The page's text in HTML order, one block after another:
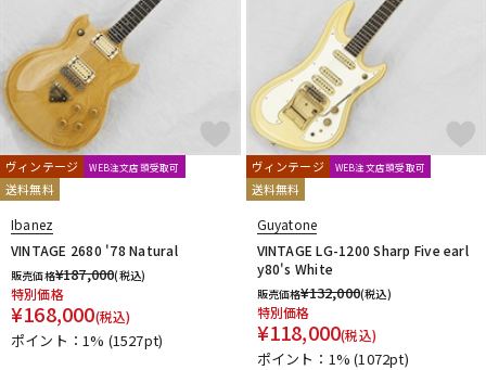
キーボード 電子ピアノ
管楽器 その他楽器
DTM
ヴィンテージ WEB注文店頭受取可
送料無料
Ibanez
VINTAGE 2680 '78 Natural
販売価格¥187,000(税込)
特別価格
¥168,000(税込)
ポイント：1% (1527pt)
ヴィンテージ WEB注文店頭受取可
送料無料
Guyatone
VINTAGE LG-1200 Sharp Five earl
y80's White
販売価格¥132,000(税込)
特別価格
¥118,000(税込)
ポイント：1%(1072pt)